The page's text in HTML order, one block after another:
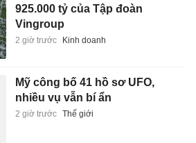
925.000 tỷ của Tập đoàn
Vingroup
2 giờ trước Kinh doanh
Mỹ công bố 41 hồ sơ UFO,
nhiều vụ vẫn bí ẩn
2 giờ trước Thế giới